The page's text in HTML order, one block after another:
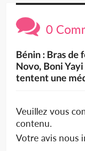
0
Bénin : Bras
Novo, Boni
tentent une
Veuillez vous
contenu.
Votre avis nous